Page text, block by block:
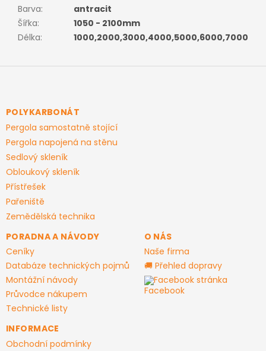
Barva:
antracit
Šířka:
1050 - 2100mm
Délka: 1000,2000,3000,4000,5000,6000,7000
Z
aPOLYKARBONÁT
Pergola samostatně stojící
Pergola napojená na stěnu
Sedlový skleník
Obloukový skleník
Přístřešek
Pařeniště
Zemědělská technika
PORADNA A NÁVODY
Ceníky
Databáze technických pojmů
Montážní návody
Průvodce nákupem
Technické listy
O NÁS
Naše firma
🚚 Přehled dopravy
Facebook stránka
INFORMACE
Obchodní podmínky